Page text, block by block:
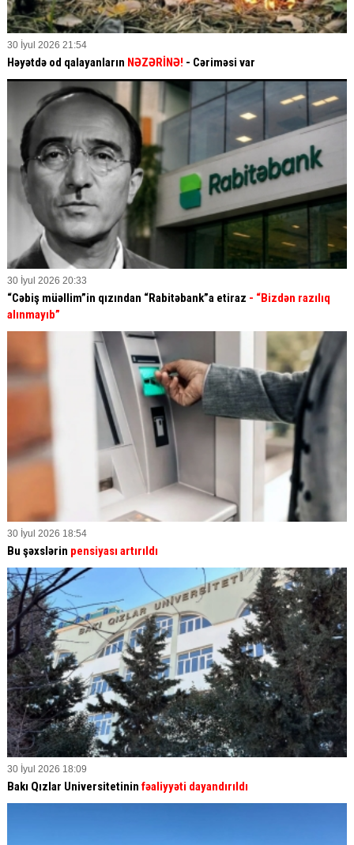
30 İyul 2026 21:54
Həyətdə od qalayanların NƏZƏRİNƏ! - Cəriməsi var
30 İyul 2026 20:33
“Cəbiş müəllim”in qızından “Rabitəbank”a etiraz - “Bizdən razılıq
alınmayıb”
30 İyul 2026 18:54
Bu şəxslərin pensiyası artırıldı
30 İyul 2026 18:09
Bakı Qızlar Universitetinin fəaliyyəti dayandırıldı